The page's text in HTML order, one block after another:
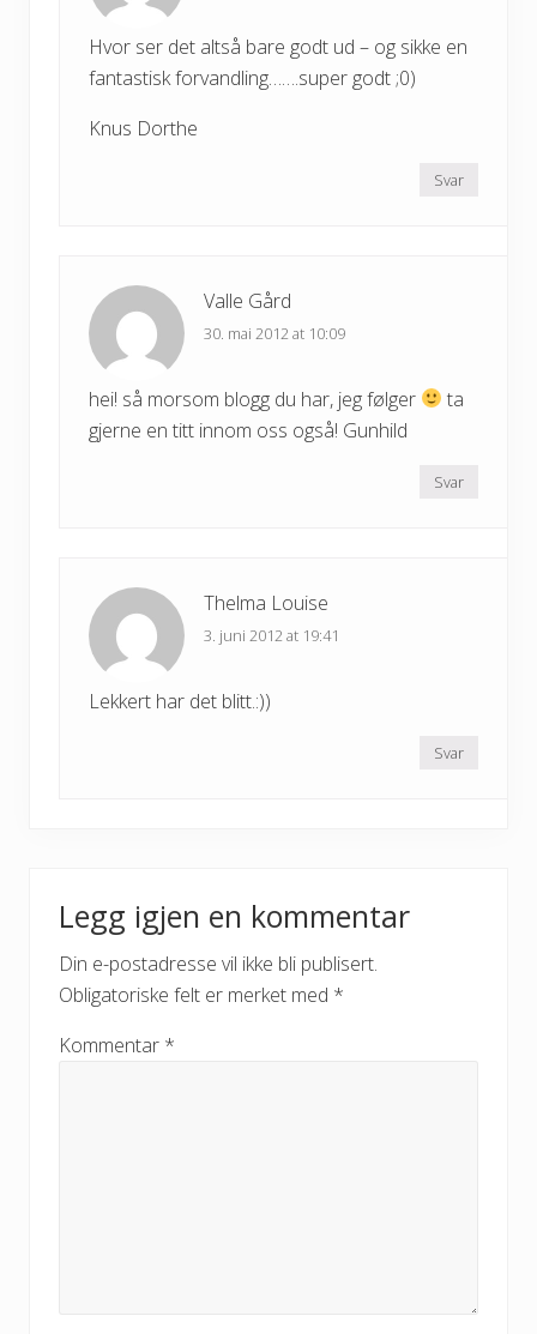
Hvor ser det altså bare godt ud – og sikke en
fantastisk forvandling…….super godt ;0)
Knus Dorthe
Svar
Valle Gård
30. mai 2012 at 10:09
hei! så morsom blogg du har, jeg følger
ta
gjerne en titt innom oss også! Gunhild
Svar
Thelma Louise
3. juni 2012 at 19:41
Lekkert har det blitt.:))
Svar
Legg igjen en kommentar
Din e-postadresse vil ikke bli publisert.
Obligatoriske felt er merket med *
Kommentar *